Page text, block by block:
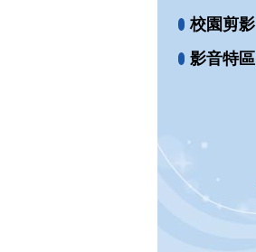
校園剪影
影音特區